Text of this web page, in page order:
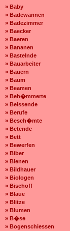
» Baby
» Badewannen
» Badezimmer
» Baecker
» Baeren
» Bananen
» Bastelnde
» Bauarbeiter
» Bauern
» Baum
» Beamen
» Beh�mmerte
» Beissende
» Berufe
» Besch�mte
» Betende
» Bett
» Bewerfen
» Biber
» Bienen
» Bildhauer
» Biologen
» Bischoff
» Blaue
» Blitze
» Blumen
» B�se
» Bogenschiessen